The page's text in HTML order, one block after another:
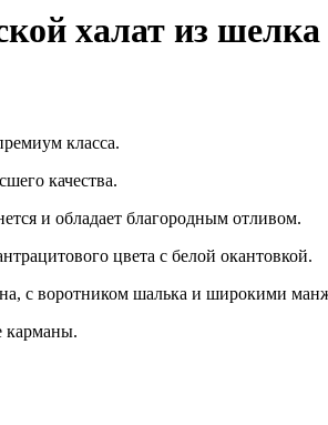
халат из
класса.
качества.
и обладает благородным отливом.
цвета с белой окантовкой.
с воротником шалька и широкими
карманы.